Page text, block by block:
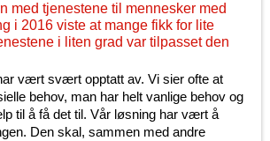
med tjenestene til mennesker med
i 2016 viste at mange fikk for lite
i liten grad var tilpasset den
vært svært opptatt av. Vi sier ofte at
behov, man har helt vanlige behov og
til å få det til. Vår løsning har vært å
Den skal, sammen med andre